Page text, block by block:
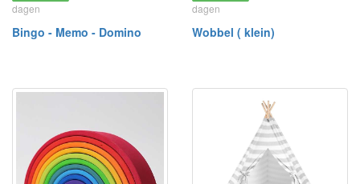
dagen
Bingo - Memo - Domino
dagen
Wobbel ( klein)